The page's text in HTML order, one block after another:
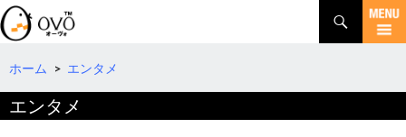
検
索
コ
テ
へ
ホーム > エンタメ
エンタメ